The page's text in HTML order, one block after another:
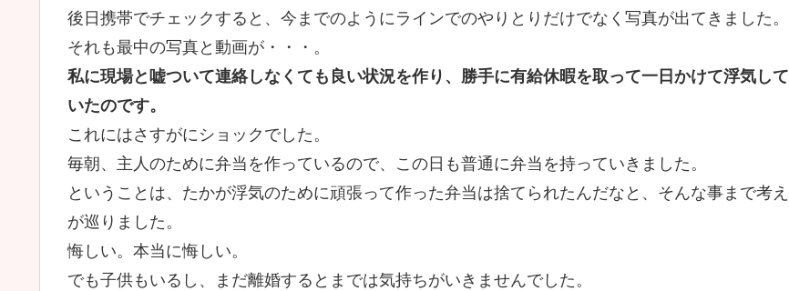
後日携帯でチェックすると、今までのようにラインでのやりとりだけでなく写真が出てきました。
それも最中の写真と動画が・・・。
私に現場と嘘ついて連絡しなくても良い状況を作り、勝手に有給休暇を取って一日かけて浮気して
いたのです。
これにはさすがにショックでした。
毎朝、主人のために弁当を作っているので、この日も普通に弁当を持っていきました。
ということは、たかが浮気のために頑張って作った弁当は捨てられたんだなと、そんな事まで考え
が巡りました。
悔しい。本当に悔しい。
でも子供もいるし、まだ離婚するとまでは気持ちがいきませんでした。